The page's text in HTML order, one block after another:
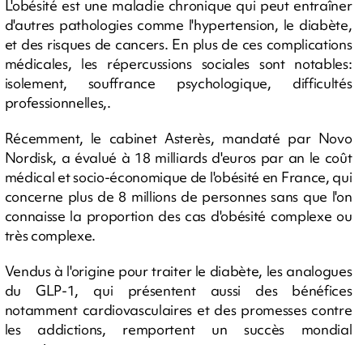
L'obésité est une maladie chronique qui peut entraîner
d'autres pathologies comme l'hypertension, le diabète,
et des risques de cancers. En plus de ces complications
médicales, les répercussions sociales sont notables:
isolement, souffrance psychologique, difficultés
professionnelles,.
Récemment, le cabinet Asterès, mandaté par Novo
Nordisk, a évalué à 18 milliards d'euros par an le coût
médical et socio-économique de l'obésité en France, qui
concerne plus de 8 millions de personnes sans que l'on
connaisse la proportion des cas d'obésité complexe ou
très complexe.
Vendus à l'origine pour traiter le diabète, les analogues
du GLP-1, qui présentent aussi des bénéfices
notamment cardiovasculaires et des promesses contre
les addictions, remportent un succès mondial